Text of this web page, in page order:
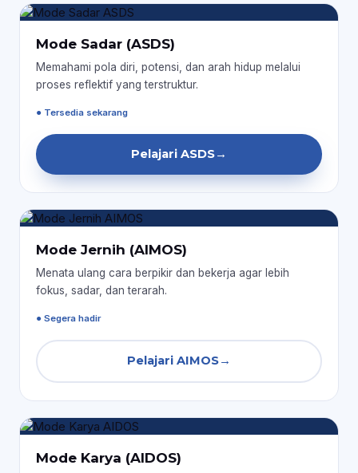
Mode Sadar (ASDS)
Memahami pola diri, potensi, dan arah hidup melalui
proses reflektif yang terstruktur.
● Tersedia sekarang
Pelajari ASDS→
Mode Jernih (AIMOS)
Menata ulang cara berpikir dan bekerja agar lebih
fokus, sadar, dan terarah.
● Segera hadir
Pelajari AIMOS→
Mode Karya (AIDOS)